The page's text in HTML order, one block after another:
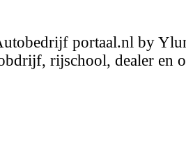
portaal.nl by
rijschool, dealer en